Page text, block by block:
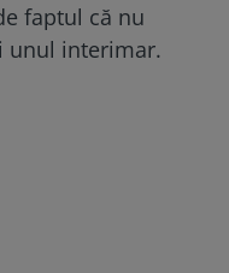
faptul că nu
unul interimar.